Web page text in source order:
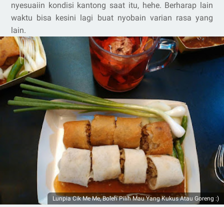
nyesuaiin kondisi kantong saat itu, hehe. Berharap lain
waktu bisa kesini lagi buat nyobain varian rasa yang
lain.
Lunpia Cik Me Me, Boleh Pilih Mau Yang Kukus Atau Goreng :)